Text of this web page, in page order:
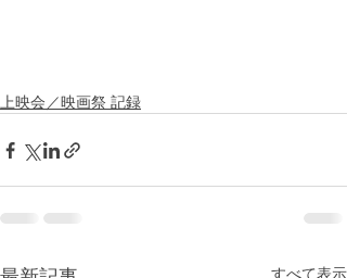
上映会／映画祭 記録
すべて表示